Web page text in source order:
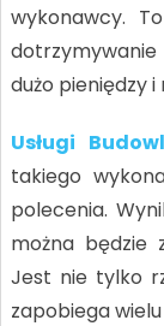
wykonawcy.
dużo pieniędzy
Usługi
takiego
polecenia.
można będzie
Jest nie tylko
zapobiega